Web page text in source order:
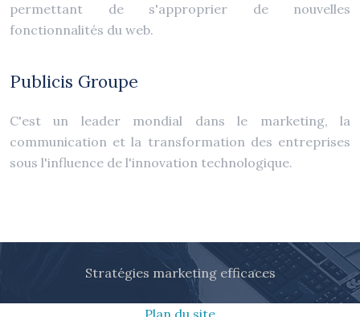
permettant de s'approprier de nouvelles
fonctionnalités du web.
Publicis Groupe
C'est un leader mondial dans le marketing, la
communication et la transformation des entreprises
sous l'influence de l'innovation technologique.
Stratégies marketing efficaces
Plan du site